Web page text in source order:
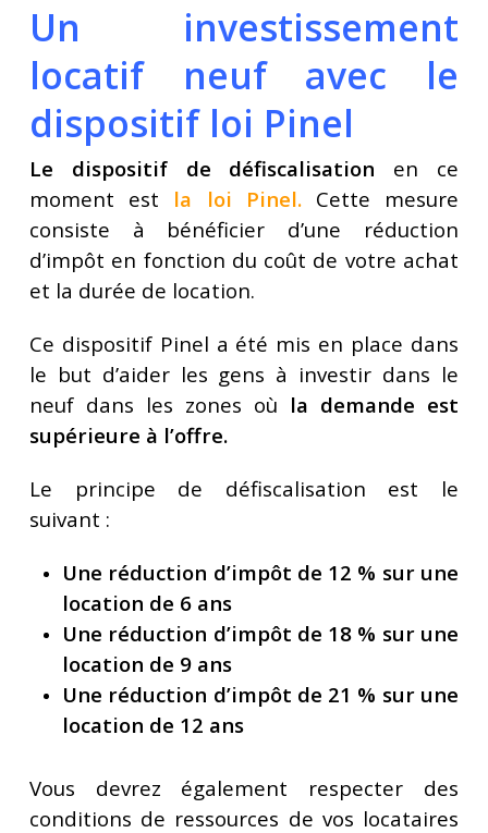
Un investissement
locatif neuf avec le
dispositif loi Pinel
Le dispositif de défiscalisation en ce
moment est la loi Pinel. Cette mesure
consiste à bénéficier d’une réduction
d’impôt en fonction du coût de votre achat
et la durée de location.
Ce dispositif Pinel a été mis en place dans
le but d’aider les gens à investir dans le
neuf dans les zones où la demande est
supérieure à l’offre.
Le principe de défiscalisation est le
suivant :
Une réduction d’impôt de 12 % sur une
location de 6 ans
Une réduction d’impôt de 18 % sur une
location de 9 ans
Une réduction d’impôt de 21 % sur une
location de 12 ans
Vous devrez également respecter des
conditions de ressources de vos locataires